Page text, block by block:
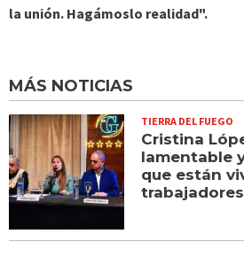
la unión. Hagámoslo realidad".
MÁS NOTICIAS
TIERRA DEL FUEGO
Cristina
lamentable
que están